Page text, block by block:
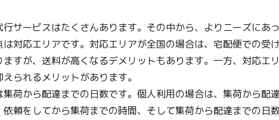
サービスはたくさんあります。その中から、よりニーズにあ
対応エリアです。対応エリアが全国の場合は、宅配便での受
すが、送料が高くなるデメリットもあります。一方、対応エ
られるメリットがあります。
荷から配達までの日数です。個人利用の場合は、集荷から配
頼をしてから集荷までの時間、そして集荷から配達までの日